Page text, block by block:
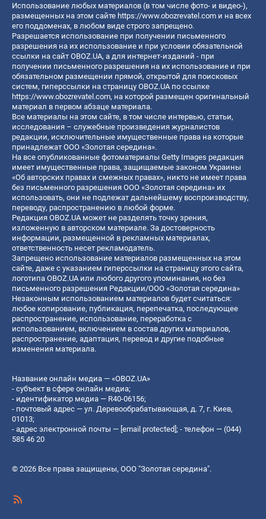
Использование любых материалов (в том числе фото- и видео-),
размещенных на этом сайте https://www.obozrevatel.com и на всех
его поддоменах, в любом виде строго запрещено.
Разрешается использование при получении письменного
разрешения на их использование и при условии обязательной
ссылки на сайт OBOZ.UA, а для интернет-изданий - при
получении письменного разрешения на их использование и при
обязательном размещении прямой, открытой для поисковых
систем, гиперссылки на страницу OBOZ.UA по ссылке
https://www.obozrevatel.com, на которой размещен оригинальный
материал в первом абзаце материала.
Все материалы на этом сайте, в том числе интервью, статьи,
исследования – служебные произведения журналистов
редакции, исключительные имущественные права на которые
принадлежат ООО «Золотая середина».
На все опубликованные фотоматериалы Getty Images редакция
имеет имущественные права, защищаемые законом Украины
«Об авторских правах и смежных правах», никто не имеет права
без письменного разрешения ООО «Золотая середина» их
использовать, они не подлежат дальнейшему воспроизводству,
переводу, распространению в любой форме.
Редакция OBOZ.UA может не разделять точку зрения,
изложенную в авторском материале. За достоверность
информации, размещенной в рекламных материалах,
ответственность несет рекламодатель.
Запрещено использование материалов размещенных на этом
сайте, даже с указанием гиперссылки на страницу этого сайта,
логотипа OBOZ.UA или любого другого упоминания, но без
письменного разрешения Редакции/ООО «Золотая середина»
Незаконным использованием материалов будет считаться:
любое копирование, публикация, перепечатка, последующее
распространение, использование, переработка с
использованием, включением в состав других материалов,
распространение, адаптация, перевод и другие подобные
изменения материала.
Название онлайн медиа — «OBOZ.UA»
- субъект в сфере онлайн медиа;
- идентификатор медиа — R40-06156;
- почтовый адрес — ул. Деревообрабатывающая, д. 7, г. Киев,
01013;
- адрес электронной почты — [email protected]; - телефон — (044)
585 46 20
© 2026 Все права защищены, ООО "Золотая середина".